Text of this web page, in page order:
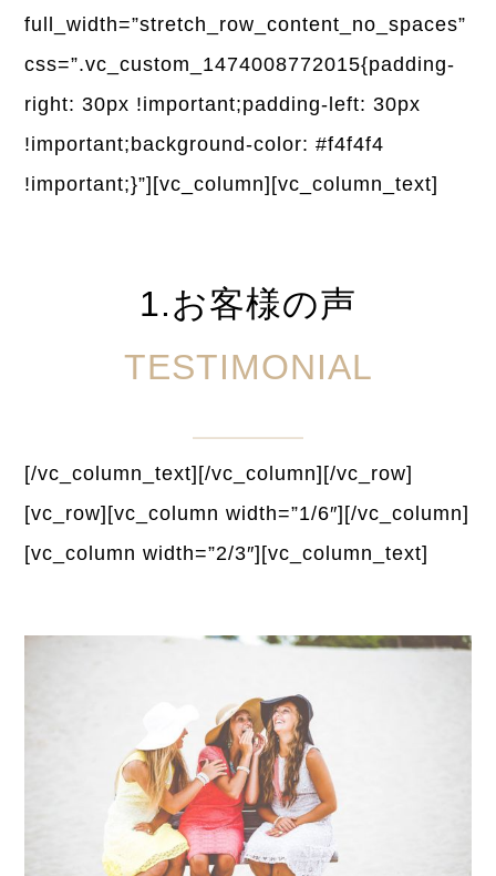
full_width=”stretch_row_content_no_spaces”
css=”.vc_custom_1474008772015{padding-
right: 30px !important;padding-left: 30px
!important;background-color: #f4f4f4
!important;}”][vc_column][vc_column_text]
1.お客様の声
TESTIMONIAL
[/vc_column_text][/vc_column][/vc_row]
[vc_row][vc_column width=”1/6″][/vc_column]
[vc_column width=”2/3″][vc_column_text]